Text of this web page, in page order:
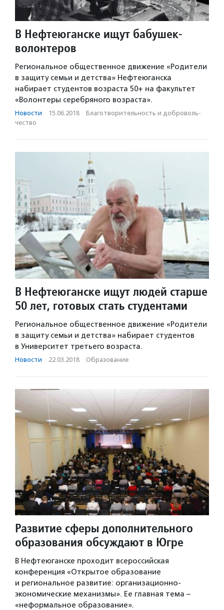
В Нефтеюганске ищут бабушек-
волонтеров
Региональное общественное движение «Родители
в защиту семьи и детства» Нефтеюганска
набирает студентов возраста 50+ на факультет
«Волонтеры серебряного возраста».
Новости · 15.06.2018 · Благотвори­тель­ность и доброволь­
чест­во
В Нефтеюганске ищут людей старше
50 лет, готовых стать студентами
Региональное общественное движение «Родители
в защиту семьи и детства» набирает студентов
в Университет третьего возраста.
Новости · 22.03.2018 · Образование
Развитие сферы дополнительного
образования обсуждают в Югре
В Нефтеюганске проходит всероссийская
конференция «Открытое образование
и региональное развитие: организационно-
экономические механизмы». Ее главная тема –
«неформальное образование».